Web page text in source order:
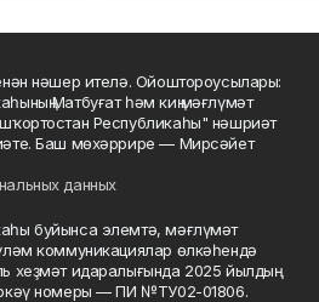
нәшер ителә. Ойоштороусылары:
Матбуғат һәм киң мәғлүмәт
Республикаһы" нәшриәт
Баш мөхәррире — Мирсәйет
данных
буйынса элемтә, мәғлүмәт
коммуникациялар өлкәһендә
хеҙмәт идаралығында 2025 йылдың
номеры — ПИ №ТУ02-01806.